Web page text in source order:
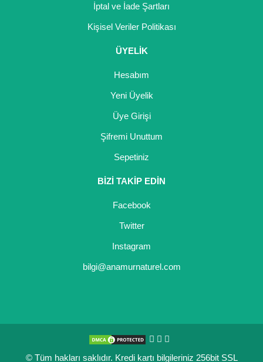
İptal ve İade Şartları
Kişisel Veriler Politikası
ÜYELİK
Hesabım
Yeni Üyelik
Üye Girişi
Şifremi Unuttum
Sepetiniz
BİZİ TAKİP EDİN
Facebook
Twitter
Instagram
bilgi@anamurnaturel.com
© Tüm hakları saklıdır. Kredi kartı bilgileriniz 256bit SSL